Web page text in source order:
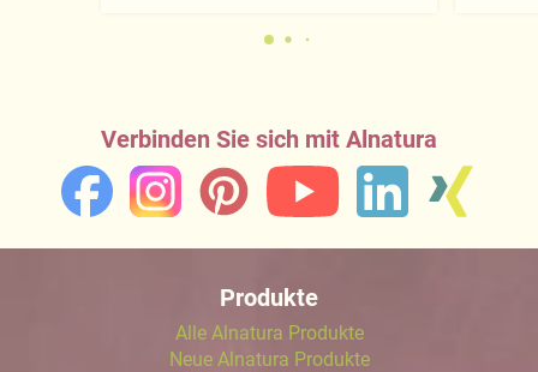
Verbinden Sie sich mit Alnatura
Produkte
Alle Alnatura Produkte
Neue Alnatura Produkte